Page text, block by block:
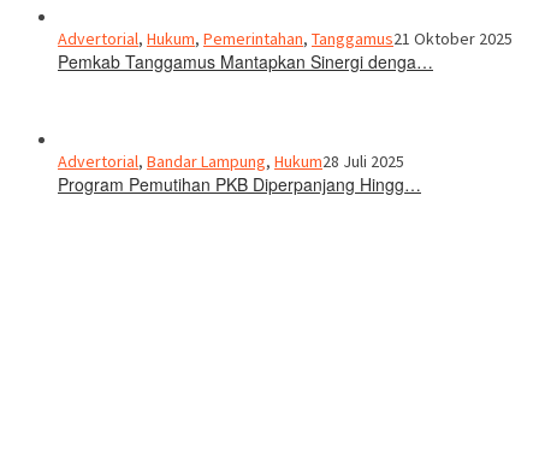
Advertorial, Hukum, Pemerintahan, Tanggamus21 Oktober 2025
Pemkab Tanggamus Mantapkan Sinergi denga…
Advertorial, Bandar Lampung, Hukum28 Juli 2025
Program Pemutihan PKB Diperpanjang Hingg…